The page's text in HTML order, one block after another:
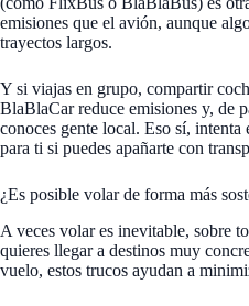
emisiones que el avión, aunque
trayectos largos.
Y si viajas en grupo, compartir
BlaBlaCar reduce emisiones y, de
conoces gente local. Eso sí,
para ti si puedes apañarte con
¿Es posible volar de forma más
A veces volar es inevitable, sobre
quieres llegar a destinos muy
vuelo, estos trucos ayudan a